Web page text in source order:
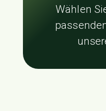
Wählen